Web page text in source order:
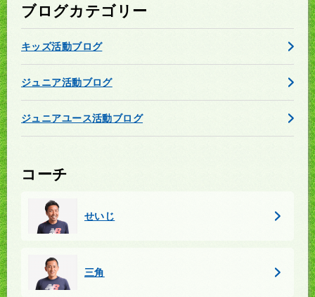
ブログカテゴリー
キッズ活動ブログ
ジュニア活動ブログ
ジュニアユース活動ブログ
コーチ
せいじ
三角